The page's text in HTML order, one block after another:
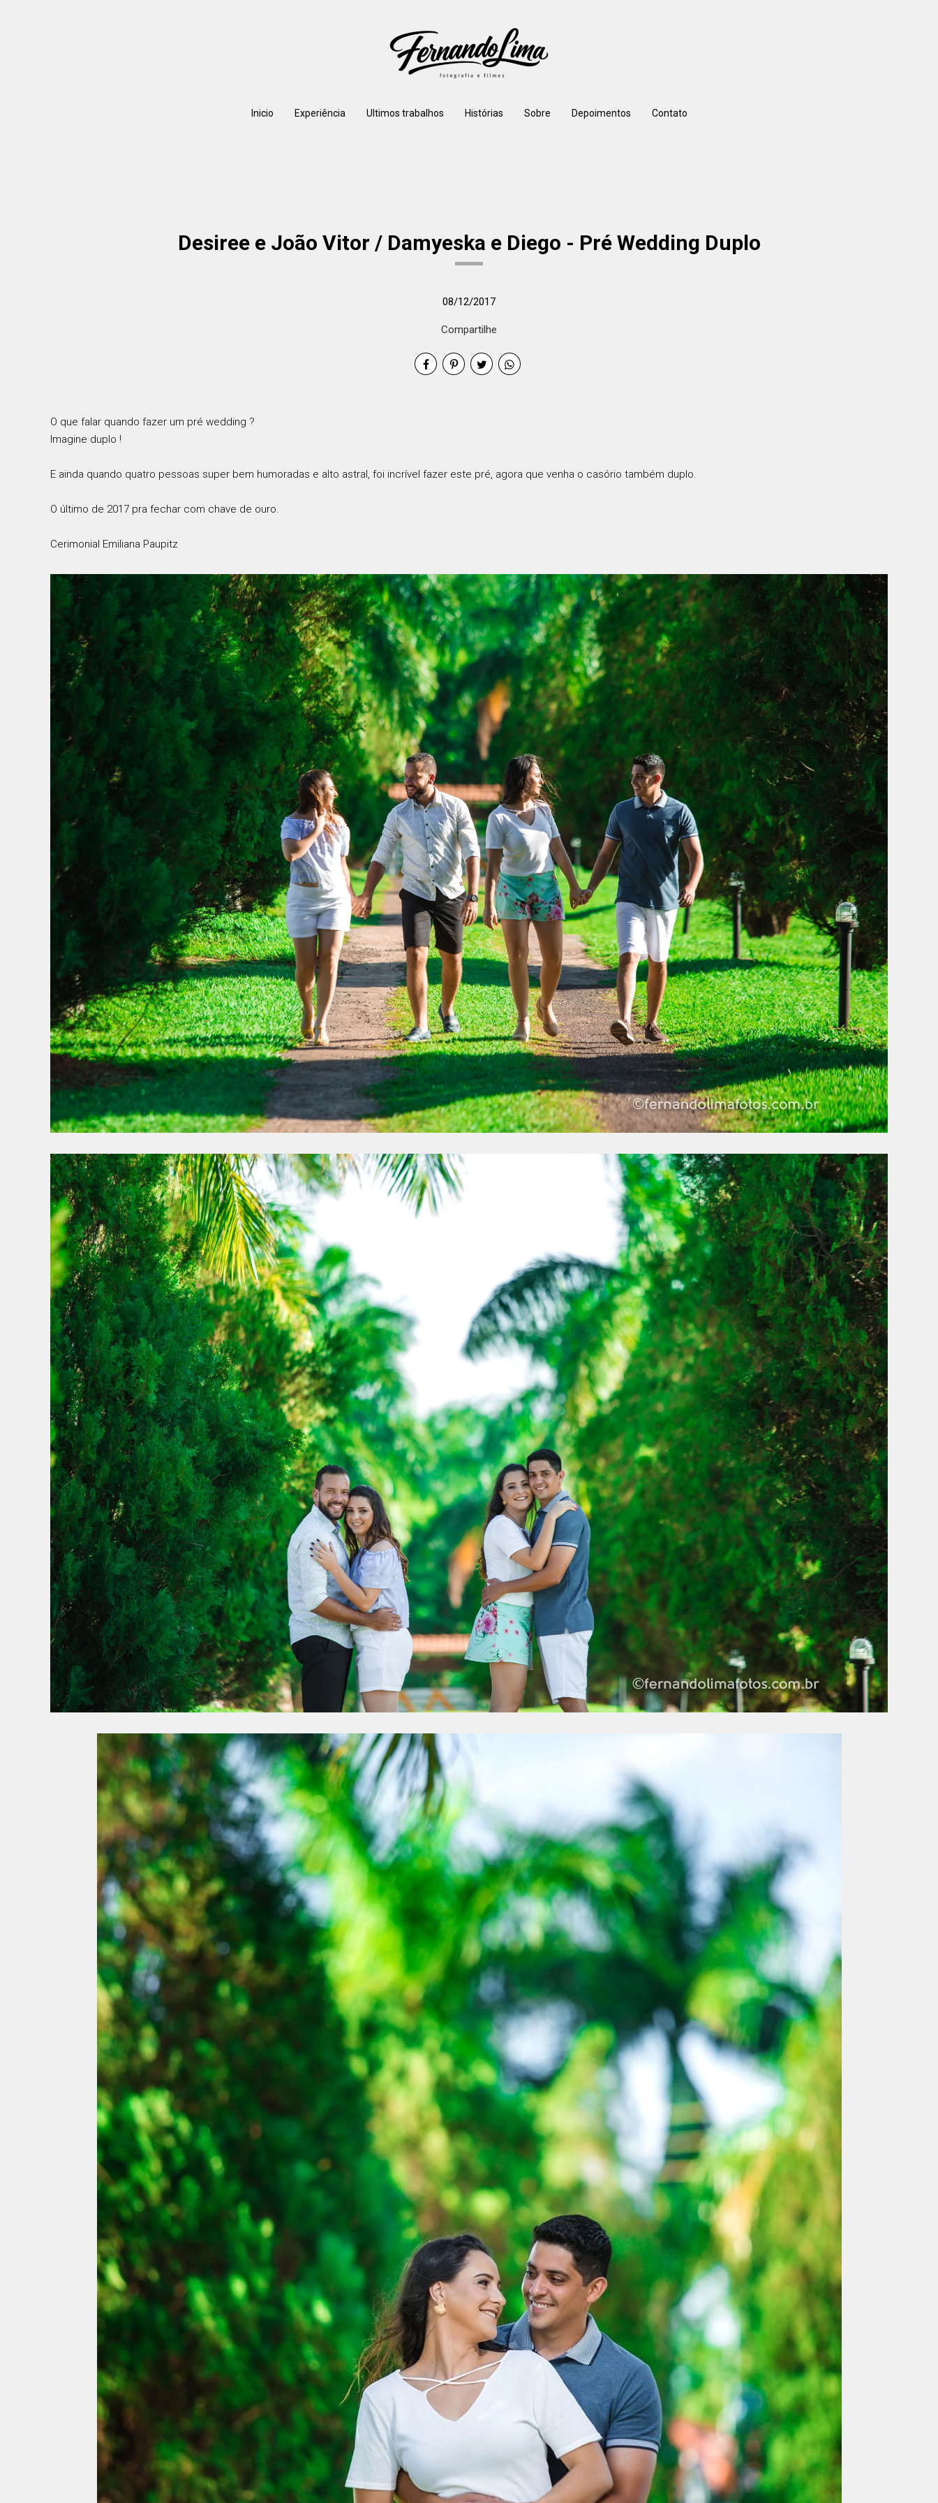
Inicio Experiência Ultimos trabalhos Histórias Sobre Depoimentos Contato
Desiree e João Vitor / Damyeska e Diego - Pré Wedding Duplo
08/12/2017
Compartilhe
O que falar quando fazer um pré wedding ?
Imagine duplo !
E ainda quando quatro pessoas super bem humoradas e alto astral, foi incrível fazer este pré, agora que venha o casório também duplo.
O último de 2017 pra fechar com chave de ouro.
Cerimonial Emiliana Paupitz